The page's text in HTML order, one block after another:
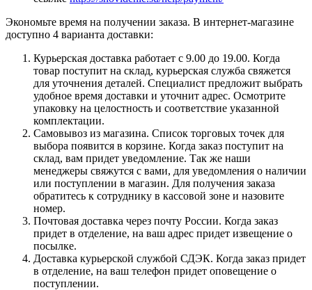
Экономьте время на получении заказа. В интернет-магазине
доступно 4 варианта доставки:
Курьерская доставка работает с 9.00 до 19.00. Когда
товар поступит на склад, курьерская служба свяжется
для уточнения деталей. Специалист предложит выбрать
удобное время доставки и уточнит адрес. Осмотрите
упаковку на целостность и соответствие указанной
комплектации.
Самовывоз из магазина. Список торговых точек для
выбора появится в корзине. Когда заказ поступит на
склад, вам придет уведомление. Так же наши
менеджеры свяжутся с вами, для уведомления о наличии
или поступлении в магазин. Для получения заказа
обратитесь к сотруднику в кассовой зоне и назовите
номер.
Почтовая доставка через почту России. Когда заказ
придет в отделение, на ваш адрес придет извещение о
посылке.
Доставка курьерской службой СДЭК. Когда заказ придет
в отделение, на ваш телефон придет оповещение о
поступлении.